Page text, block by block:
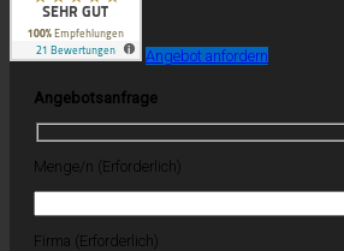
Angebot anfordern
Angebotsanfrage
Menge/n (Erforderlich)
Firma (Erforderlich)